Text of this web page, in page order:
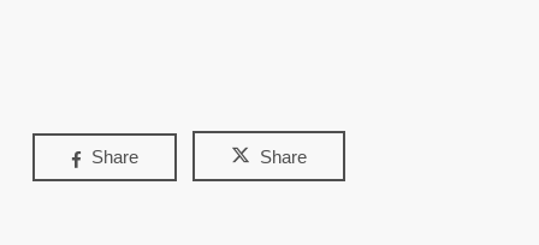
Share Share